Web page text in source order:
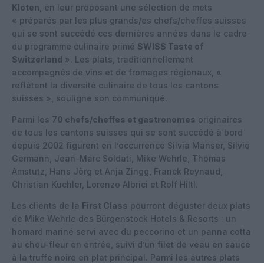
Kloten , en leur proposant une sélection de mets
« préparés par les plus grands/es chefs/cheffes suisses
qui se sont succédé ces dernières années dans le cadre
du programme culinaire primé SWISS Taste of
Switzerland ». Les plats, traditionnellement
accompagnés de vins et de fromages régionaux, «
reflètent la diversité culinaire de tous les cantons
suisses », souligne son communiqué.
Parmi les 70 chefs/cheffes et gastronomes originaires
de tous les cantons suisses qui se sont succédé à bord
depuis 2002 figurent en l’occurrence Silvia Manser, Silvio
Germann, Jean-Marc Soldati, Mike Wehrle, Thomas
Amstutz, Hans Jörg et Anja Zingg, Franck Reynaud,
Christian Kuchler, Lorenzo Albrici et Rolf Hiltl.
Les clients de la First Class pourront déguster deux plats
de Mike Wehrle des Bürgenstock Hotels & Resorts : un
homard mariné servi avec du peccorino et un panna cotta
au chou-fleur en entrée, suivi d’un filet de veau en sauce
à la truffe noire en plat principal. Parmi les autres plats